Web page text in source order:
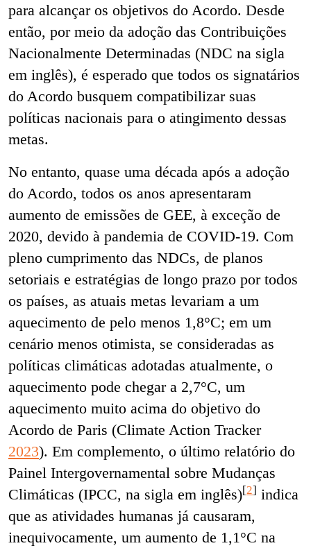
para alcançar os objetivos do Acordo. Desde
então, por meio da adoção das Contribuições
Nacionalmente Determinadas (NDC na sigla
em inglês), é esperado que todos os signatários
do Acordo busquem compatibilizar suas
políticas nacionais para o atingimento dessas
metas.
No entanto, quase uma década após a adoção
do Acordo, todos os anos apresentaram
aumento de emissões de GEE, à exceção de
2020, devido à pandemia de COVID-19. Com
pleno cumprimento das NDCs, de planos
setoriais e estratégias de longo prazo por todos
os países, as atuais metas levariam a um
aquecimento de pelo menos 1,8°C; em um
cenário menos otimista, se consideradas as
políticas climáticas adotadas atualmente, o
aquecimento pode chegar a 2,7°C, um
aquecimento muito acima do objetivo do
Acordo de Paris (Climate Action Tracker
2023). Em complemento, o último relatório do
Painel Intergovernamental sobre Mudanças
Climáticas (IPCC, na sigla em inglês)[2] indica
que as atividades humanas já causaram,
inequivocamente, um aumento de 1,1°C na